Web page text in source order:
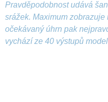
Pravděpodobnost udává
srážek. Maximum
očekávaný úhrn pak
vychází ze 40 výstupů